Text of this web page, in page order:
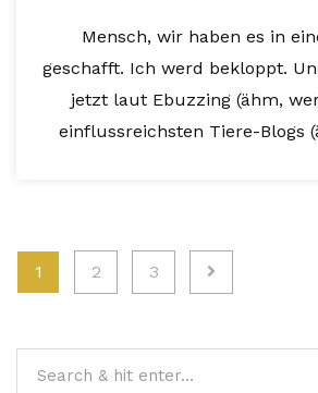
Mensch, wir haben es in
geschafft. Ich werd bekloppt.
jetzt laut Ebuzzing (ähm,
einflussreichsten Tiere-Blogs
Seitennummerierung
Beiträge
1 2 3